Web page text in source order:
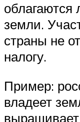
облагаются
земли.
страны не
налогу.
Пример:
владеет
выращивает